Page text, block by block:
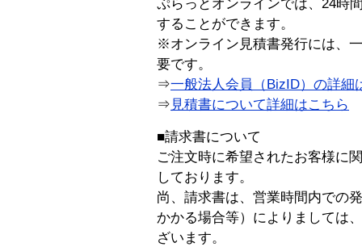
ぷらっとオンラインでは、24時
することができます。
※オンライン見積書発行には、
要です。
⇒一般法人会員（BizID）の詳細
⇒ 見積書について詳細はこちら
■請求書について
ご注文時に希望されたお客様に
しております。
尚、請求書は、営業時間内での
かかる場合等）によりましては
ざいます。